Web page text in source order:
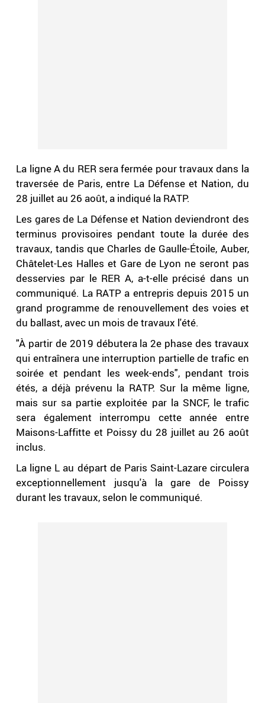
La ligne A du RER sera fermée pour travaux dans la
traversée de Paris, entre La Défense et Nation, du
28 juillet au 26 août, a indiqué la RATP.
Les gares de La Défense et Nation deviendront des
terminus provisoires pendant toute la durée des
travaux, tandis que Charles de Gaulle-Étoile, Auber,
Châtelet-Les Halles et Gare de Lyon ne seront pas
desservies par le RER A, a-t-elle précisé dans un
communiqué. La RATP a entrepris depuis 2015 un
grand programme de renouvellement des voies et
du ballast, avec un mois de travaux l'été.
"À partir de 2019 débutera la 2e phase des travaux
qui entraînera une interruption partielle de trafic en
soirée et pendant les week-ends", pendant trois
étés, a déjà prévenu la RATP. Sur la même ligne,
mais sur sa partie exploitée par la SNCF, le trafic
sera également interrompu cette année entre
Maisons-Laffitte et Poissy du 28 juillet au 26 août
inclus.
La ligne L au départ de Paris Saint-Lazare circulera
exceptionnellement jusqu'à la gare de Poissy
durant les travaux, selon le communiqué.